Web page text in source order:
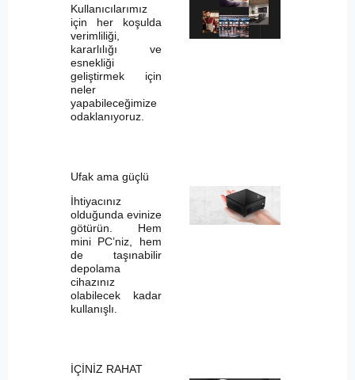
Kullanıcılarımız
için her koşulda
verimliliği,
kararlılığı ve
esnekliği
geliştirmek için
neler
yapabileceğimize
odaklanıyoruz.
Ufak ama güçlü
İhtiyacınız
olduğunda evinize
götürün. Hem
mini PC’niz, hem
de taşınabilir
depolama
cihazınız
olabilecek kadar
kullanışlı.
İÇİNİZ RAHAT